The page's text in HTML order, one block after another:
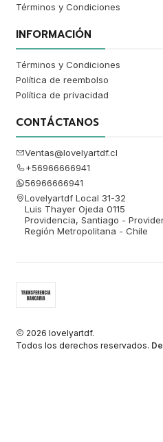
Términos y Condiciones
INFORMACIÓN
Términos y Condiciones
Política de reembolso
Política de privacidad
CONTÁCTANOS
Ventas@lovelyartdf.cl
+56966666941
56966666941
Lovelyartdf Local 31-32
Luis Thayer Ojeda 0115
Providencia, Santiago -
Región Metropolitana - Chile
2026 lovelyartdf.
Todos los derechos reservados.